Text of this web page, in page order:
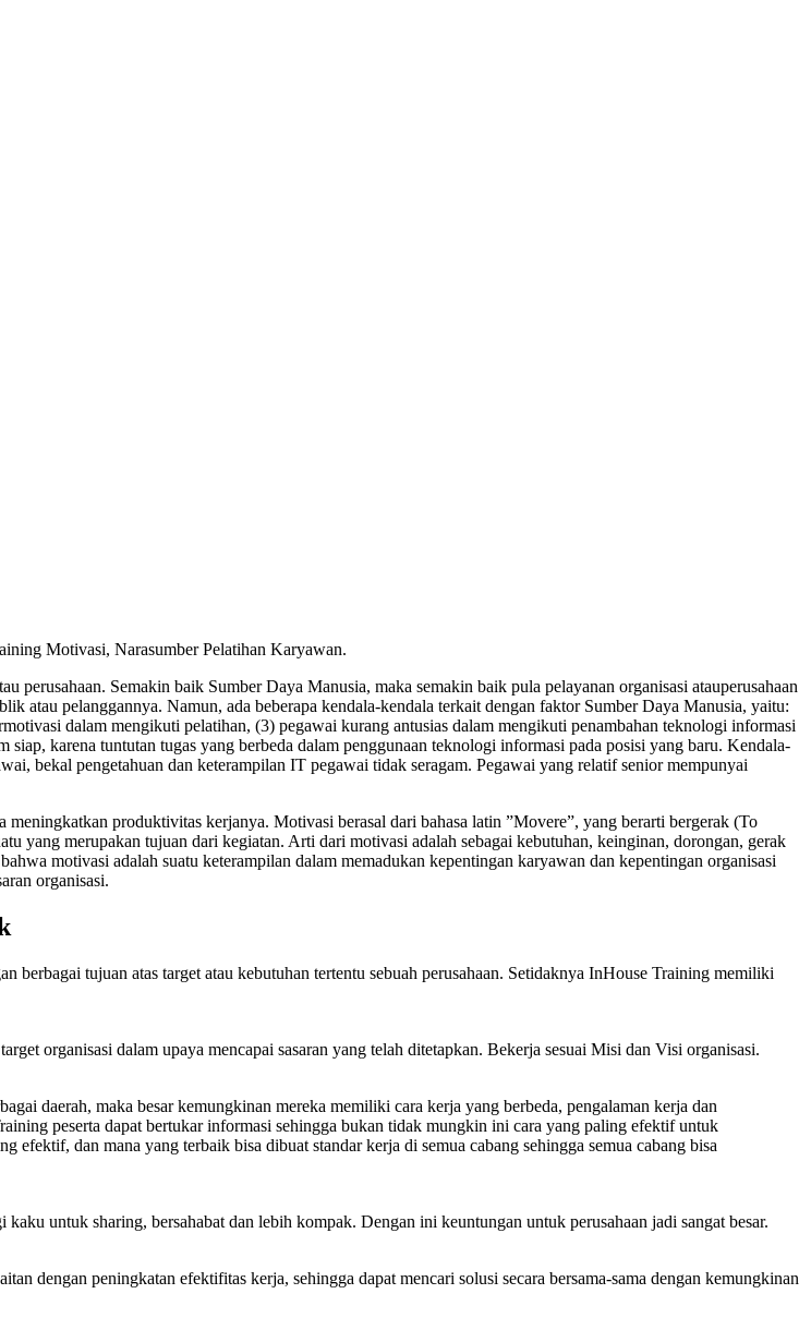
Motivasi, Narasumber Pelatihan Karyawan.
perusahaan. Semakin baik Sumber Daya Manusia, maka semakin baik pula pelayanan organisasi atauperusahaan
atau pelanggannya. Namun, ada beberapa kendala-kendala terkait dengan faktor Sumber Daya Manusia, yaitu:
dalam mengikuti pelatihan, (3) pegawai kurang antusias dalam mengikuti penambahan teknologi informasi
karena tuntutan tugas yang berbeda dalam penggunaan teknologi informasi pada posisi yang baru. Kendala-
bekal pengetahuan dan keterampilan IT pegawai tidak seragam. Pegawai yang relatif senior mempunyai
produktivitas kerjanya. Motivasi berasal dari bahasa latin ”Movere”, yang berarti bergerak (To
yang merupakan tujuan dari kegiatan. Arti dari motivasi adalah sebagai kebutuhan, keinginan, dorongan, gerak
motivasi adalah suatu keterampilan dalam memadukan kepentingan karyawan dan kepentingan organisasi
organisasi.
berbagai tujuan atas target atau kebutuhan tertentu sebuah perusahaan. Setidaknya InHouse Training memiliki
organisasi dalam upaya mencapai sasaran yang telah ditetapkan. Bekerja sesuai Misi dan Visi organisasi.
daerah, maka besar kemungkinan mereka memiliki cara kerja yang berbeda, pengalaman kerja dan
peserta dapat bertukar informasi sehingga bukan tidak mungkin ini cara yang paling efektif untuk
dan mana yang terbaik bisa dibuat standar kerja di semua cabang sehingga semua cabang bisa
untuk sharing, bersahabat dan lebih kompak. Dengan ini keuntungan untuk perusahaan jadi sangat besar.
dengan peningkatan efektifitas kerja, sehingga dapat mencari solusi secara bersama-sama dengan kemungkinan